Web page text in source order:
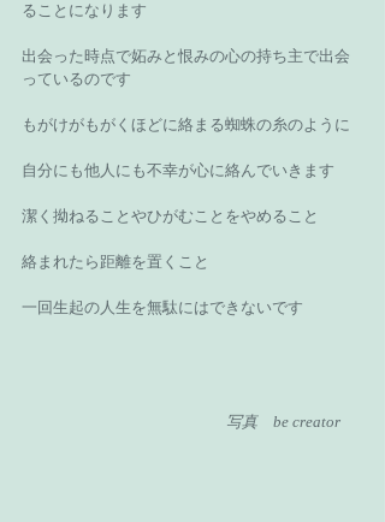
ることになります
出会った時点で妬みと恨みの心の持ち主で出会
っているのです
もがけがもがくほどに絡まる蜘蛛の糸のように
自分にも他人にも不幸が心に絡んでいきます
潔く拗ねることやひがむことをやめること
絡まれたら距離を置くこと
一回生起の人生を無駄にはできないです
写真　be creator